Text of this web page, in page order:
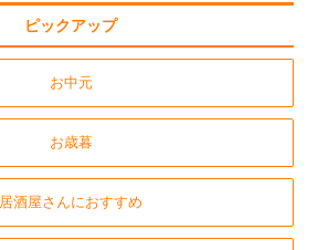
ピックアップ
お中元
お歳暮
居酒屋さんにおすすめ